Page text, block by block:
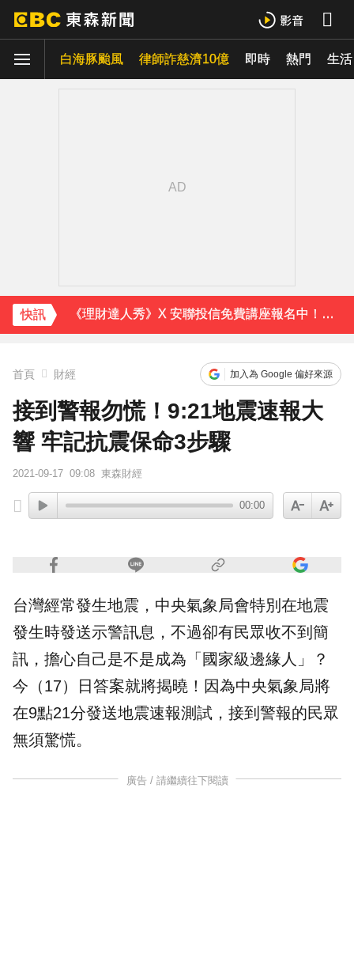
白海豚颱風 律師詐慈濟10億 即時 熱門 生活
快訊 《理財達人秀》X 安聯投信免費講座報名中！搶先卡位 2027
首頁 財經 加入為 Google 偏好來源
接到警報勿慌！9:21地震速報大
響 牢記抗震保命3步驟
2021-09-17 09:08 東森財經
00:00
台灣經常發生地震，中央氣象局會特別在地震
發生時發送示警訊息，不過卻有民眾收不到 簡
訊 ，擔心自己是不是成為「國家級邊緣人」？
今（17）日答案就將揭曉！因為中央氣象局將
在9點21分發送地震速報測試，接到 警報的民眾
無須驚慌。
廣告 / 請繼續往下閱讀